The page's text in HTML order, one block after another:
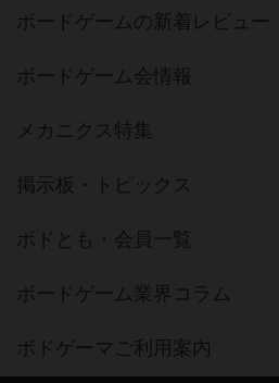
ボードゲームの新着レビュー
ボードゲーム会情報
メカニクス特集
掲示板・トピックス
ボドとも・会員一覧
ボードゲーム業界コラム
ボドゲーマご利用案内